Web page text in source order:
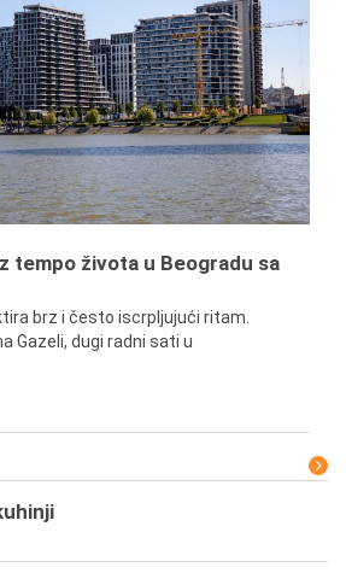
tempo života u Beogradu sa
brz i često iscrpljujući ritam.
Gazeli, dugi radni sati u